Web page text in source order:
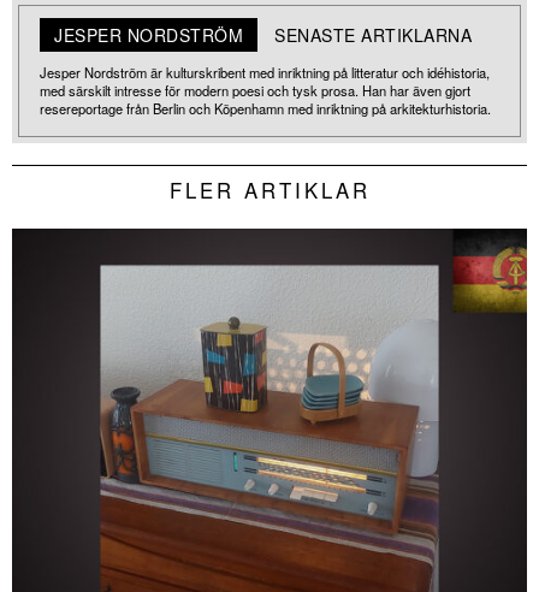
JESPER NORDSTRÖM SENASTE ARTIKLARNA
Jesper Nordström är kulturskribent med inriktning på litteratur och idéhistoria,
med särskilt intresse för modern poesi och tysk prosa. Han har även gjort
resereportage från Berlin och Köpenhamn med inriktning på arkitekturhistoria.
FLER ARTIKLAR